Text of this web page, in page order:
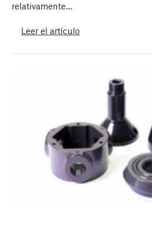
relativamente…
Leer el artículo